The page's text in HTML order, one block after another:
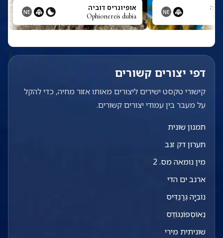
NE אופיונריס דוביה
Ophionereis dubia
NE
דפי יצורים קשורים
קישורי טקסט ישירים ליצורים מאותו אזור מחיה, כדי להקל
על מעבר בין עמודי יצורים קשורים.
תמנון שונית
תערון דק זנב
מין נומאה מס. 2
ארנב ים הדי
נוֹבִיָה גְּרַנְדִּיס
נֵאוֹסְפּוֹנְגוֹדֵס
שוניתית מירי